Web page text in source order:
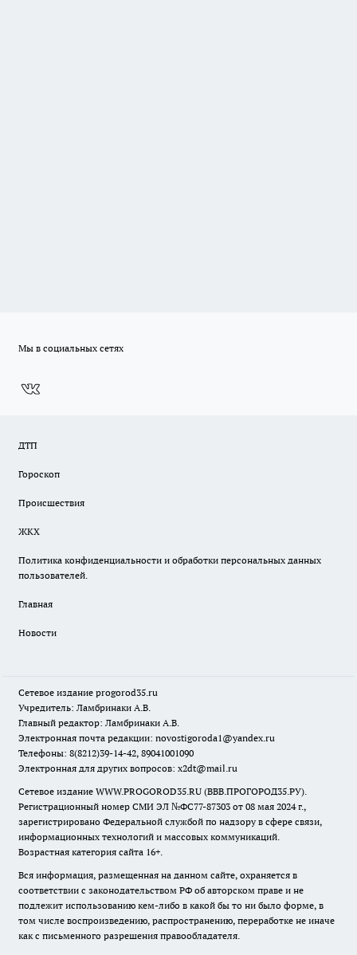
Мы в социальных сетях
ДТП
Гороскоп
Происшествия
ЖКХ
Политика конфиденциальности и обработки персональных данных
пользователей.
Главная
Новости
Сетевое издание progorod35.ru
Учредитель: Ламбринаки А.В.
Главный редактор: Ламбринаки А.В.
Электронная почта редакции: novostigoroda1@yandex.ru
Телефоны: 8(8212)39-14-42, 89041001090
Электронная для других вопросов: x2dt@mail.ru
Сетевое издание WWW.PROGOROD35.RU (ВВВ.ПРОГОРОД35.РУ).
Регистрационный номер СМИ ЭЛ №ФС77-87303 от 08 мая 2024 г.,
зарегистрировано Федеральной службой по надзору в сфере связи,
информационных технологий и массовых коммуникаций.
Возрастная категория сайта 16+.
Вся информация, размещенная на данном сайте, охраняется в
соответствии с законодательством РФ об авторском праве и не
подлежит использованию кем-либо в какой бы то ни было форме, в
том числе воспроизведению, распространению, переработке не иначе
как с письменного разрешения правообладателя.